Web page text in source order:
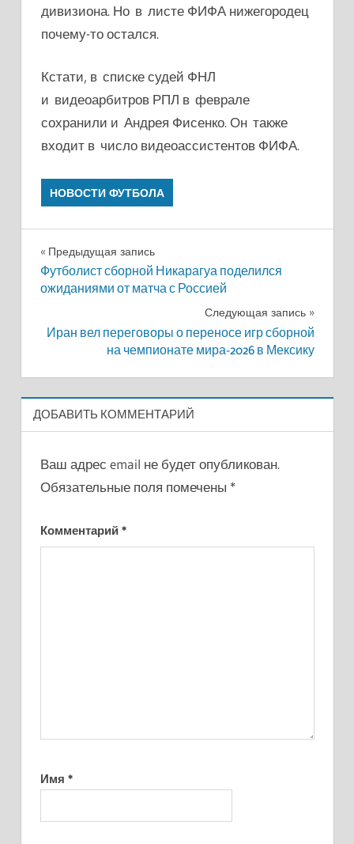
дивизиона. Но в листе ФИФА нижегородец
почему-то остался.
Кстати, в списке судей ФНЛ
и видеоарбитров РПЛ в феврале
сохранили и Андрея Фисенко. Он также
входит в число видеоассистентов ФИФА.
НОВОСТИ ФУТБОЛА
Навигация
по
Предыдущая запись
Футболист сборной Никарагуа поделился
ожиданиями от матча с Россией
Следующая запись
Иран вел переговоры о переносе игр сборной
на чемпионате мира-2026 в Мексику
ДОБАВИТЬ КОММЕНТАРИЙ
Ваш адрес email не будет опубликован.
Обязательные поля помечены *
Комментарий *
Имя *